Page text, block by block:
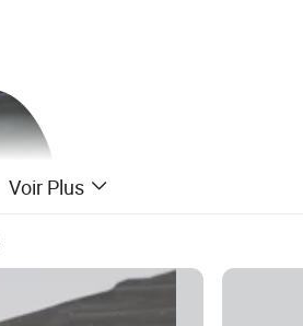
Voir Plus